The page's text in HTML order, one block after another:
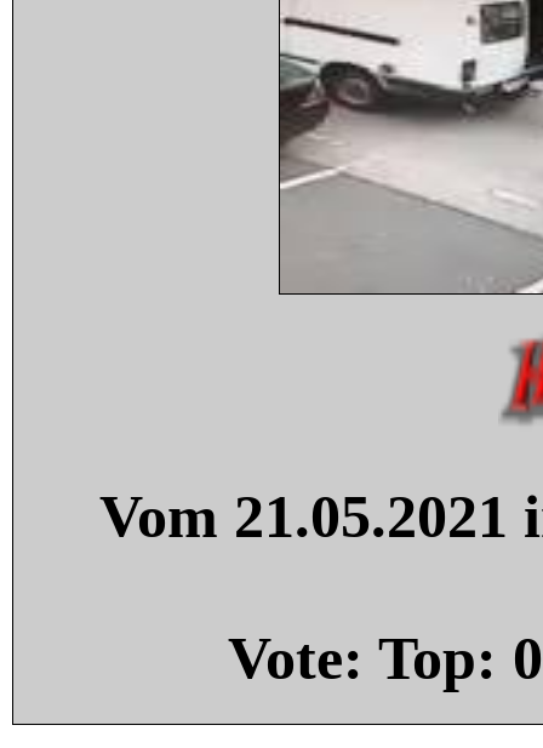
Vom
Vote: Top: 0